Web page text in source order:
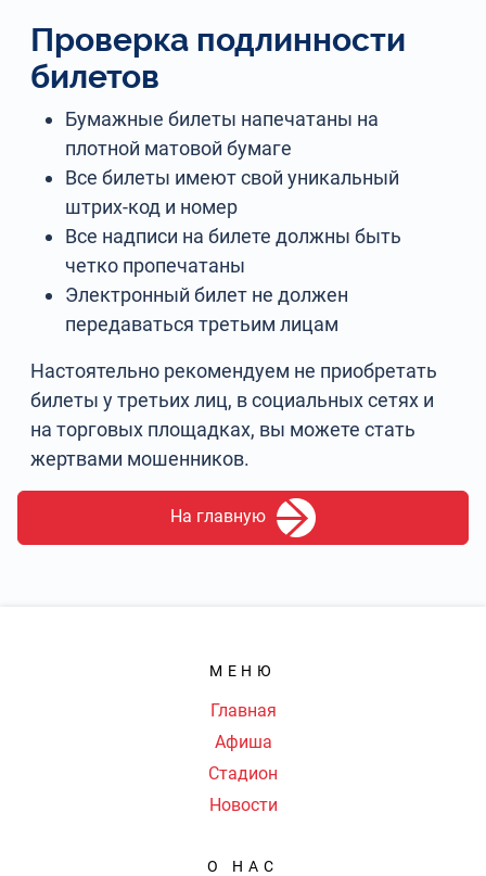
Проверка подлинности
билетов
Бумажные билеты напечатаны на
плотной матовой бумаге
Все билеты имеют свой уникальный
штрих-код и номер
Все надписи на билете должны быть
четко пропечатаны
Электронный билет не должен
передаваться третьим лицам
Настоятельно рекомендуем не приобретать
билеты у третьих лиц, в социальных сетях и
на торговых площадках, вы можете стать
жертвами мошенников.
На главную
МЕНЮ
Главная
Афиша
Стадион
Новости
О НАС